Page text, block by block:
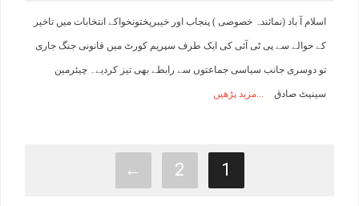
اسلام آ باد (نمائندہ خصوصی ) پنجاب اور خیبرپختونخواکے انتخابات میں تاخیر
کے حوالے سے پی ٹی آئی کی ایک طرف سپریم کورٹ میں قانونی جنگ جاری
تو دوسری جانب سیاسی جماعتوں سے رابطے بھی تیز کردیے۔ چیئرمین
سینیٹ صادق مزید پڑھیں
1
2
←